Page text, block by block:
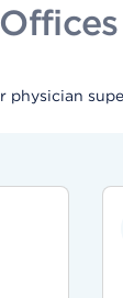
physician